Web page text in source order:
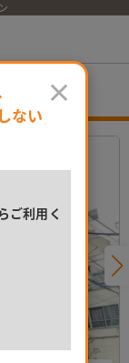
×
ない
ご利用く